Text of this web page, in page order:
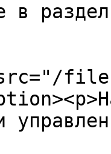
раздел
files/